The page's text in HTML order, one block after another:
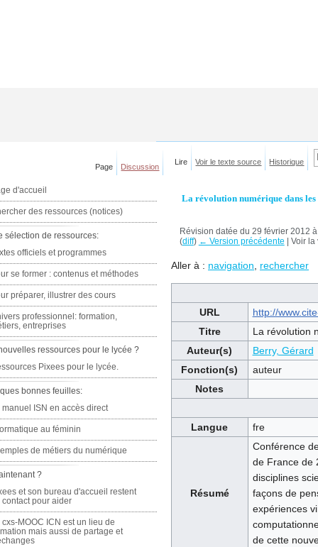
La révolution numérique dans les
Révision datée du 29 février 2012
(diff) ← Version précédente | Voir
Aller à : navigation, rechercher
URL
http://
Titre
La révolution
Auteur(s)
Berry, Gérard
Fonction(s)
auteur
Notes
Langue fre
Résumé
Conférence
de France de
disciplines
façons de
expériences
de cette
Page Discussion
Lire Voir le texte source Historique
d'accueil
des ressources (notices)
sélection de ressources:
officiels et programmes
se former : contenus et méthodes
préparer, illustrer des cours
professionnel: formation,
entreprises
ressources pour le lycée ?
Pixees pour le lycée.
bonnes feuilles:
manuel ISN en accès direct
au féminin
de métiers du numérique
?
et son bureau d'accueil restent
contact pour aider
cxs-MOOC ICN est un lieu de
mais aussi de partage et